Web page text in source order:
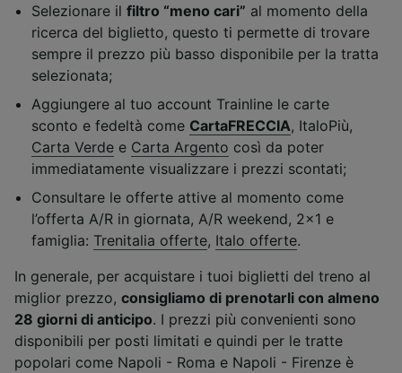
Selezionare il filtro “meno cari” al momento della
ricerca del biglietto, questo ti permette di trovare
sempre il prezzo più basso disponibile per la tratta
selezionata;
Aggiungere al tuo account Trainline le carte
sconto e fedeltà come CartaFRECCIA, ItaloPiù,
Carta Verde e Carta Argento così da poter
immediatamente visualizzare i prezzi scontati;
Consultare le offerte attive al momento come
l’offerta A/R in giornata, A/R weekend, 2x1 e
famiglia: Trenitalia offerte, Italo offerte.
In generale, per acquistare i tuoi biglietti del treno al
miglior prezzo, consigliamo di prenotarli con almeno
28 giorni di anticipo. I prezzi più convenienti sono
disponibili per posti limitati e quindi per le tratte
popolari come Napoli - Roma e Napoli - Firenze è